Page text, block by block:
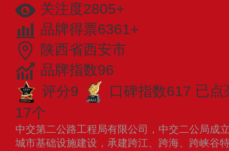
关注度2805+
品牌得票6361+
陕西省西安市
品牌指数96
评分9
口碑指数617 已点
17个
中交第二公路工程局有限公司，中交二公局成
城市基础设施建设，承建跨江、跨海、跨峡谷